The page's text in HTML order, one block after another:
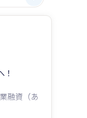
融資（あ
金調